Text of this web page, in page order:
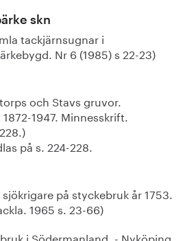
skn
tackjärnsugnar i
Nr 6 (1985) s 22-23)
och Stavs gruvor.
1947. Minnesskrift.
på s. 224-228.
på styckebruk år 1753.
1965 s. 23-66)
i Södermanland. - Nyköping,